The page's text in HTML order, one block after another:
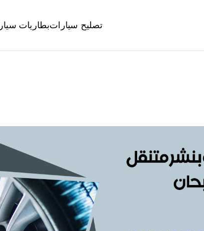
متنقل الكويت
الكويت كهرباء وبنشر تبديل تواير تواير اطارات عجلات
تصليح سياراتبطاريات